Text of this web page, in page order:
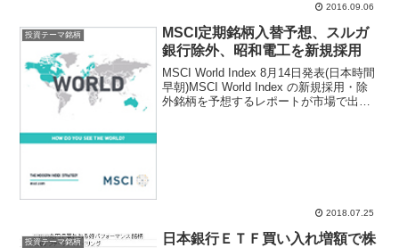
スマホゲームアプリで世界中の話題とな
った。カメラとＧＰＳ機能を通じて現実
の風景を画像や情報を重ね...
2016.09.06
投資テーマ銘柄
MSCI定期銘柄入替予想、スルガ
銀行除外、昭和電工を新規採用
MSCI World Index 8月14日発表(日本時間
早朝)MSCI World Index の新規採用・除
外銘柄を予想するレポートが市場で出回
2018.07.25
投資テーマ銘柄
日本銀行ＥＴＦ買い入れ増額で株